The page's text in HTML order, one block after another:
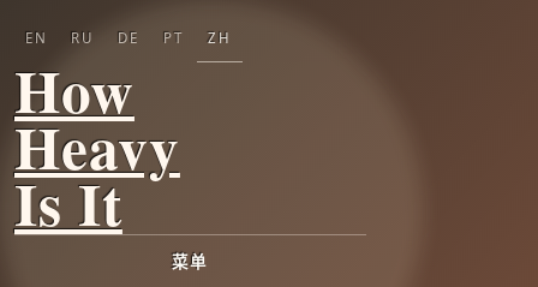
How
Heavy
Is It
菜单
EN RU DE PT ZH